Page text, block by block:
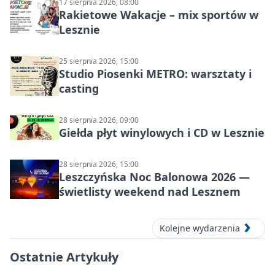
Rakietowe Wakacje – mix sportów w
Lesznie
25 sierpnia 2026, 15:00
Studio Piosenki METRO: warsztaty i
casting
28 sierpnia 2026, 09:00
Giełda płyt winylowych i CD w Lesznie
28 sierpnia 2026, 15:00
Leszczyńska Noc Balonowa 2026 —
świetlisty weekend nad Lesznem
Kolejne wydarzenia
Ostatnie Artykuły